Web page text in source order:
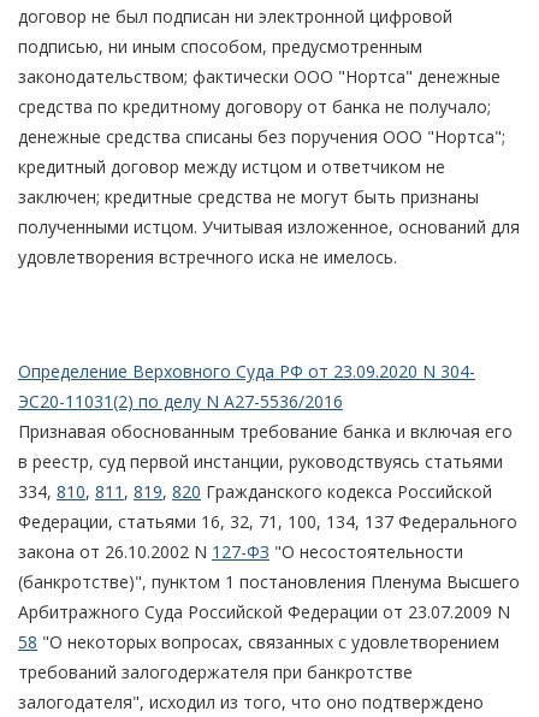
договор не был подписан ни электронной цифровой
подписью, ни иным способом, предусмотренным
законодательством; фактически ООО "Нортса" денежные
средства по кредитному договору от банка не получало;
денежные средства списаны без поручения ООО "Нортса";
кредитный договор между истцом и ответчиком не
заключен; кредитные средства не могут быть признаны
полученными истцом. Учитывая изложенное, оснований для
удовлетворения встречного иска не имелось.
Определение Верховного Суда РФ от 23.09.2020 N 304-
ЭС20-11031(2) по делу N А27-5536/2016
Признавая обоснованным требование банка и включая его
в реестр, суд первой инстанции, руководствуясь статьями
334, 810, 811 , 819, 820 Гражданского кодекса Российской
Федерации, статьями 16, 32, 71, 100, 134, 137 Федерального
закона от 26.10.2002 N 127-ФЗ "О несостоятельности
(банкротстве)", пунктом 1 постановления Пленума Высшего
Арбитражного Суда Российской Федерации от 23.07.2009 N
58 "О некоторых вопросах, связанных с удовлетворением
требований залогодержателя при банкротстве
залогодателя", исходил из того, что оно подтверждено